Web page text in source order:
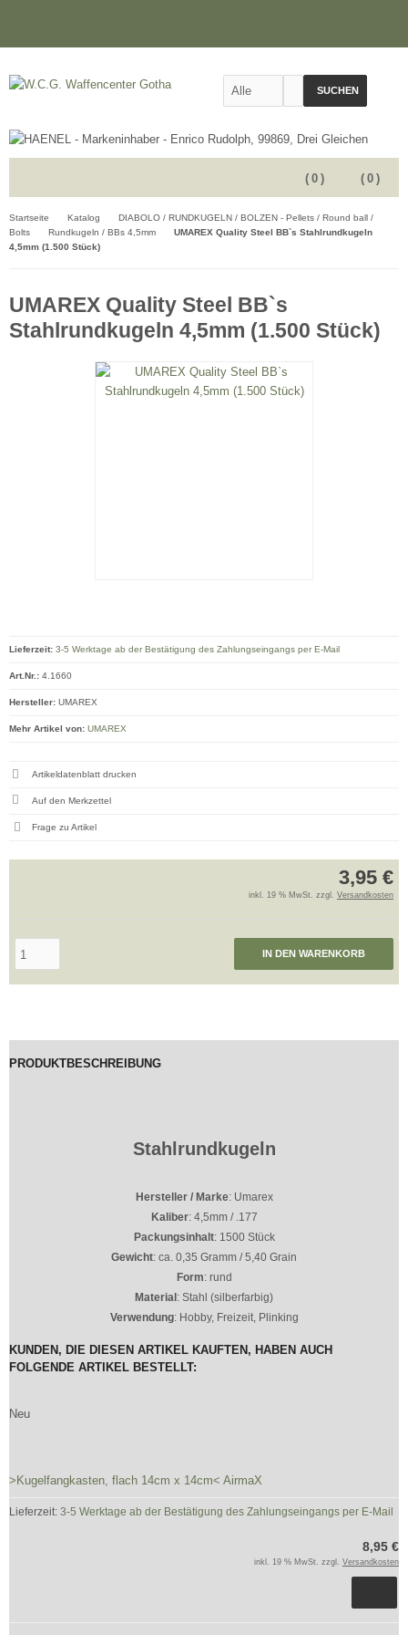
SUCHEN
( 0 )
( 0 )
Startseite Katalog
DIABOLO / RUNDKUGELN / BOLZEN - Pellets / Round ball /
Bolts
Rundkugeln / BBs 4,5mm
UMAREX Quality Steel BB`s Stahlrundkugeln
4,5mm (1.500 Stück)
UMAREX Quality Steel BB`s
Stahlrundkugeln 4,5mm (1.500 Stück)
3,95 €
inkl. 19 % MwSt. zzgl. Versandkosten
IN DEN WARENKORB
Lieferzeit: 3-5 Werktage ab der Bestätigung des Zahlungseingangs per E-Mail
Art.Nr.: 4.1660
Hersteller: UMAREX
Mehr Artikel von: UMAREX
Artikeldatenblatt drucken
Frage zu Artikel
PRODUKTBESCHREIBUNG
Stahlrundkugeln
Hersteller / Marke: Umarex
Kaliber: 4,5mm / .177
Packungsinhalt: 1500 Stück
Gewicht: ca. 0,35 Gramm / 5,40 Grain
Form: rund
Material : Stahl (silberfarbig)
Verwendung: Hobby, Freizeit, Plinking
KUNDEN, DIE DIESEN ARTIKEL KAUFTEN, HABEN AUCH
FOLGENDE ARTIKEL BESTELLT:
Neu
>Kugelfangkasten, flach 14cm x 14cm< AirmaX
Lieferzeit: 3-5 Werktage ab der Bestätigung des Zahlungseingangs per E-Mail
8,95 €
inkl. 19 % MwSt. zzgl. Versandkosten